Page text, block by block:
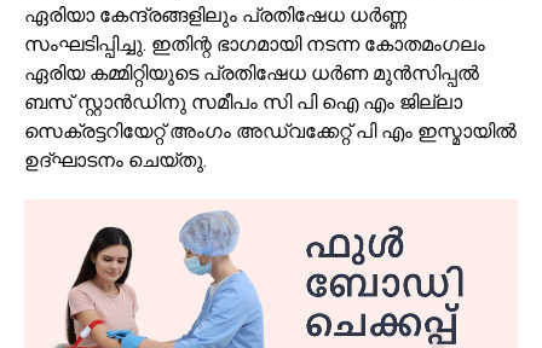
ഏരിയാ കേന്ദ്രങ്ങളിലും പ്രതിഷേധ ധർണ്ണ
സംഘടിപ്പിച്ചു. ഇതിന്റ ഭാഗമായി നടന്ന കോതമംഗലം
ഏരിയ കമ്മിറ്റിയുടെ പ്രതിഷേധ ധർണ മുൻസിപ്പൽ
ബസ് സ്റ്റാൻഡിനു സമീപം സി പി ഐ എം ജില്ലാ
സെക്രട്ടറിയേറ്റ് അംഗം അഡ്വക്കേറ്റ് പി എം ഇസ്മായിൽ
ഉദ്ഘാടനം ചെയ്തു.